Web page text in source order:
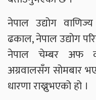
नेपाल उद्योग
ढकाल, नेपाल उद्योग
नेपाल चेम्बर अफ
अग्रवालसँग सोमबार
धारणा राख्नुभएको हो ।